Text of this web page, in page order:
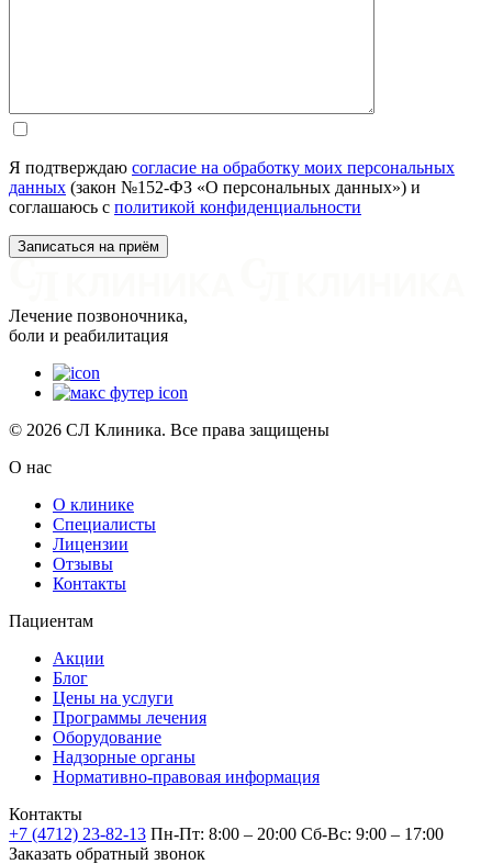
Я подтверждаю согласие на обработку моих персональных
данных (закон №152-ФЗ «О персональных данных») и
соглашаюсь с политикой конфиденциальности
Лечение позвоночника,
боли и реабилитация
© 2026 СЛ Клиника. Все права защищены
О нас
О клинике
Специалисты
Лицензии
Отзывы
Контакты
Пациентам
Акции
Блог
Цены на услуги
Программы лечения
Оборудование
Надзорные органы
Нормативно-правовая информация
Контакты
+7 (4712) 23-82-13 Пн-Пт: 8:00 – 20:00 Сб-Вс: 9:00 – 17:00
Заказать обратный звонок